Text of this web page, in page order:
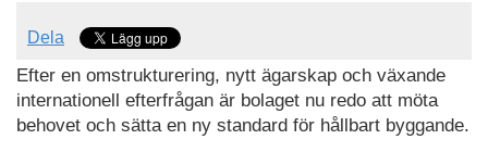
Dela
Efter en omstrukturering, nytt ägarskap och växande
internationell efterfrågan är bolaget nu redo att möta
behovet och sätta en ny standard för hållbart byggande.